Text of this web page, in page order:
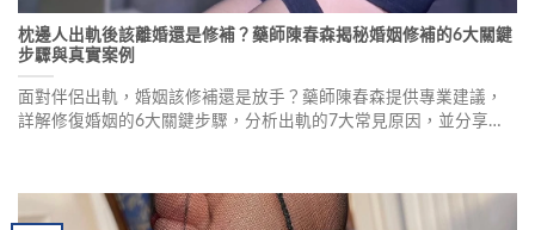
枕邊人出軌後該離婚還是修補？藥師陳春森揭秘婚姻修補的6大關鍵
步驟與真實案例
面對伴侶出軌，婚姻該修補還是放手？藥師陳春森提供專業建議，
詳解修復婚姻的6大關鍵步驟，分析出軌的7大常見原因，並分享真